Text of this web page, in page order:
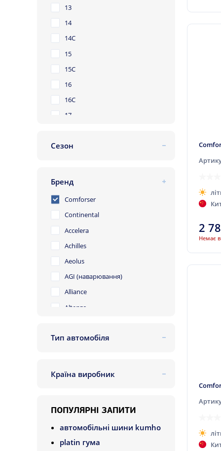
65
70
75
13
14
14C
15
15C
16
16C
17
18
Сезон
всесезонна
Бренд
Continental
Accelera
Achilles
Aeolus
AGI (наварювання)
Alliance
Altenzo
Antares
Artum
Atlas
Atturo
Comforser
Тип автомобіля
легковантажний
Країна виробник
ПОПУЛЯРНІ ЗАПИТИ
автомобільні шини kumho
platin гума
2
Немає